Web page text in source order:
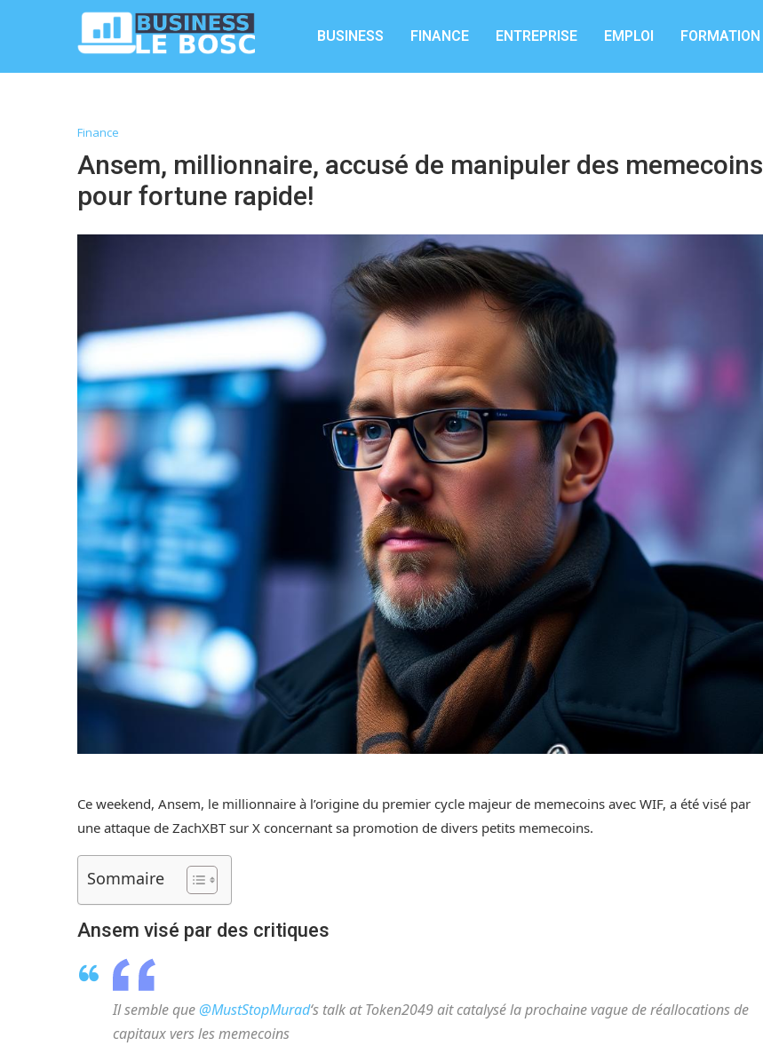
BUSINESS FINANCE ENTREPRISE EMPLOI FORMATION
Finance
Ansem, millionnaire, accusé de manipuler des memecoins
pour fortune rapide!
Ce weekend, Ansem, le millionnaire à l’origine du premier cycle majeur de memecoins avec WIF, a été visé par
une attaque de ZachXBT sur X concernant sa promotion de divers petits memecoins.
Sommaire
Ansem visé par des critiques
Il semble que@MustStopMurad‘s talk at Token2049 ait catalysé la prochaine vague de réallocations de
capitaux vers les memecoins